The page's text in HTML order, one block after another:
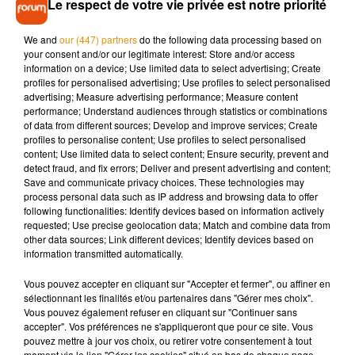
nationale ».
Le conservatoire, le centre de loisirs et les clubs sportifs
resteront également clos cette semaine, comme le rapporte
La République du Centre.
Musique
6 août 2026
Pomme emprunte le décor de l’émission
« Loups Garous » pour son...
6 août 2026
La version réécrite de « Beautiful Day »
interprétée lors des...
Le respect de votre vie privée est notre priorité
We and our (447) partnersdo the following data processing based on
your consent and/or our legitimate interest: Store and/or access
information on a device; Use limited data to select advertising; Create
profiles for personalised advertising; Use profiles to select personalised
advertising; Measure advertising performance; Measure content
performance; Understand audiences through statistics or combinations
of data from different sources; Develop and improve services; Create
profiles to personalise content; Use profiles to select personalised
content; Use limited data to select content; Ensure security, prevent and
detect fraud, and fix errors; Deliver and present advertising and content;
Save and communicate privacy choices. These technologies may
process personal data such as IP address and browsing data to offer
following functionalities: Identify devices based on information actively
requested; Use precise geolocation data; Match and combine data from
other data sources; Link different devices; Identify devices based on
information transmitted automatically.
Vous pouvez accepter en cliquant sur "Accepter et fermer", ou affiner en
sélectionnant les finalités et/ou partenaires dans "Gérer mes choix".
Vous pouvez également refuser en cliquant sur "Continuer sans
accepter". Vos préférences ne s'appliqueront que pour ce site. Vous
pouvez mettre à jour vos choix, ou retirer votre consentement à tout